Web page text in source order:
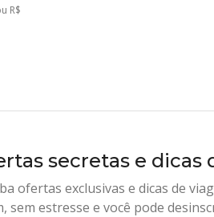
R$
secretas e
ofertas exclusivas e dicas de
sem estresse e você pode